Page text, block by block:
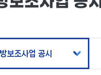
보조사업 공시